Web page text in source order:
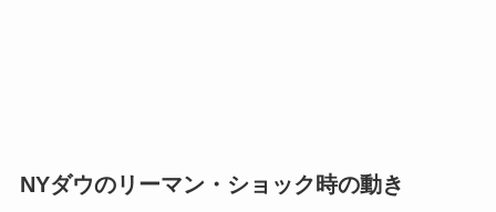
NYダウのリーマン・ショック時の動き